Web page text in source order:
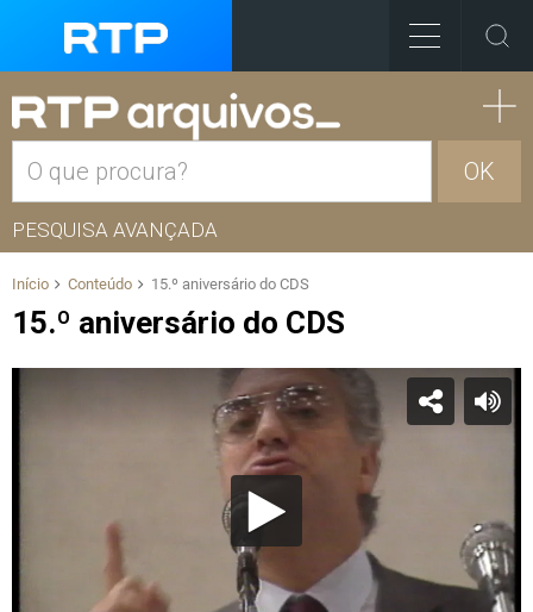
OK
PESQUISA AVANÇADA
Início Conteúdo 15.º aniversário do CDS
15.º aniversário do CDS